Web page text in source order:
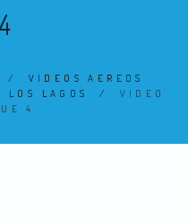
/ VIDEOS AEREOS
LOS LAGOS / VIDEO
4